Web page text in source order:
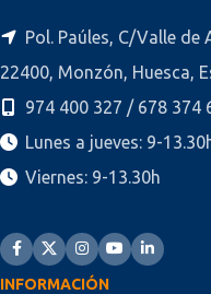
Pol. Paúles, C/Valle de
22400, Monzón, Huesca,
974 400 327 / 678 374
Lunes a jueves: 9-
Viernes: 9-13.30h
INFORMACIÓN